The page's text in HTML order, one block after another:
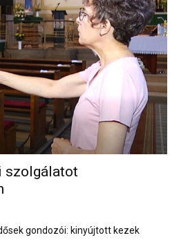
szolgálatot
gondozói: kinyújtott kezek